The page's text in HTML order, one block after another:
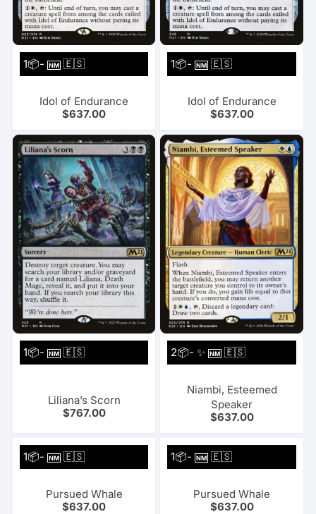
1📦-NM 🇪🇸
Idol of Endurance
$637.00
1📦-NM 🇪🇸
Idol of Endurance
$637.00
1📦-NM 🇪🇸
Liliana’s Scorn
$767.00
2📦- ✨NM 🇪🇸
Niambi, Esteemed
Speaker
$637.00
1📦-NM 🇪🇸
Pursued Whale
$637.00
1📦-NM 🇪🇸
Pursued Whale
$637.00